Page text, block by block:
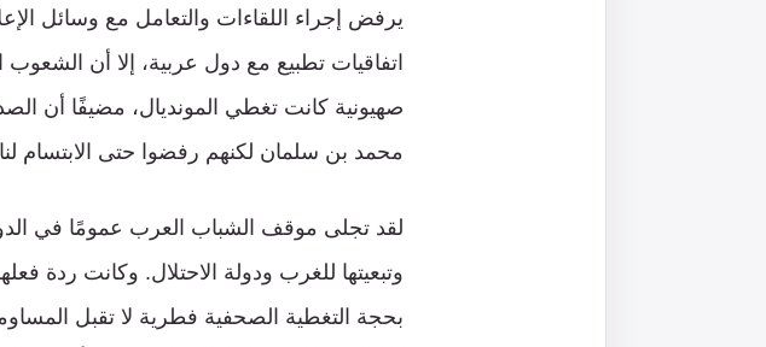
يرفض إجراء اللقاءات والتعامل مع وسائل
اتفاقيات تطبيع مع دول عربية، إلا أن
صهيونية كانت تغطي المونديال، مضيفًا أن
محمد بن سلمان لكنهم رفضوا حتى الابتسام
لقد تجلى موقف الشباب العرب عمومًا في
وتبعيتها للغرب ودولة الاحتلال. وكانت ردة
بحجة التغطية الصحفية فطرية لا تقبل